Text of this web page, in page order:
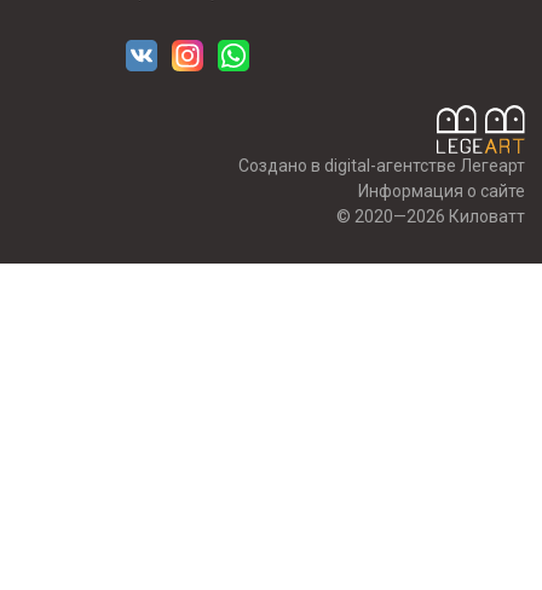
© 2020—2026 Киловатт
Создано в digital-агентстве Легеарт
Информация о сайте